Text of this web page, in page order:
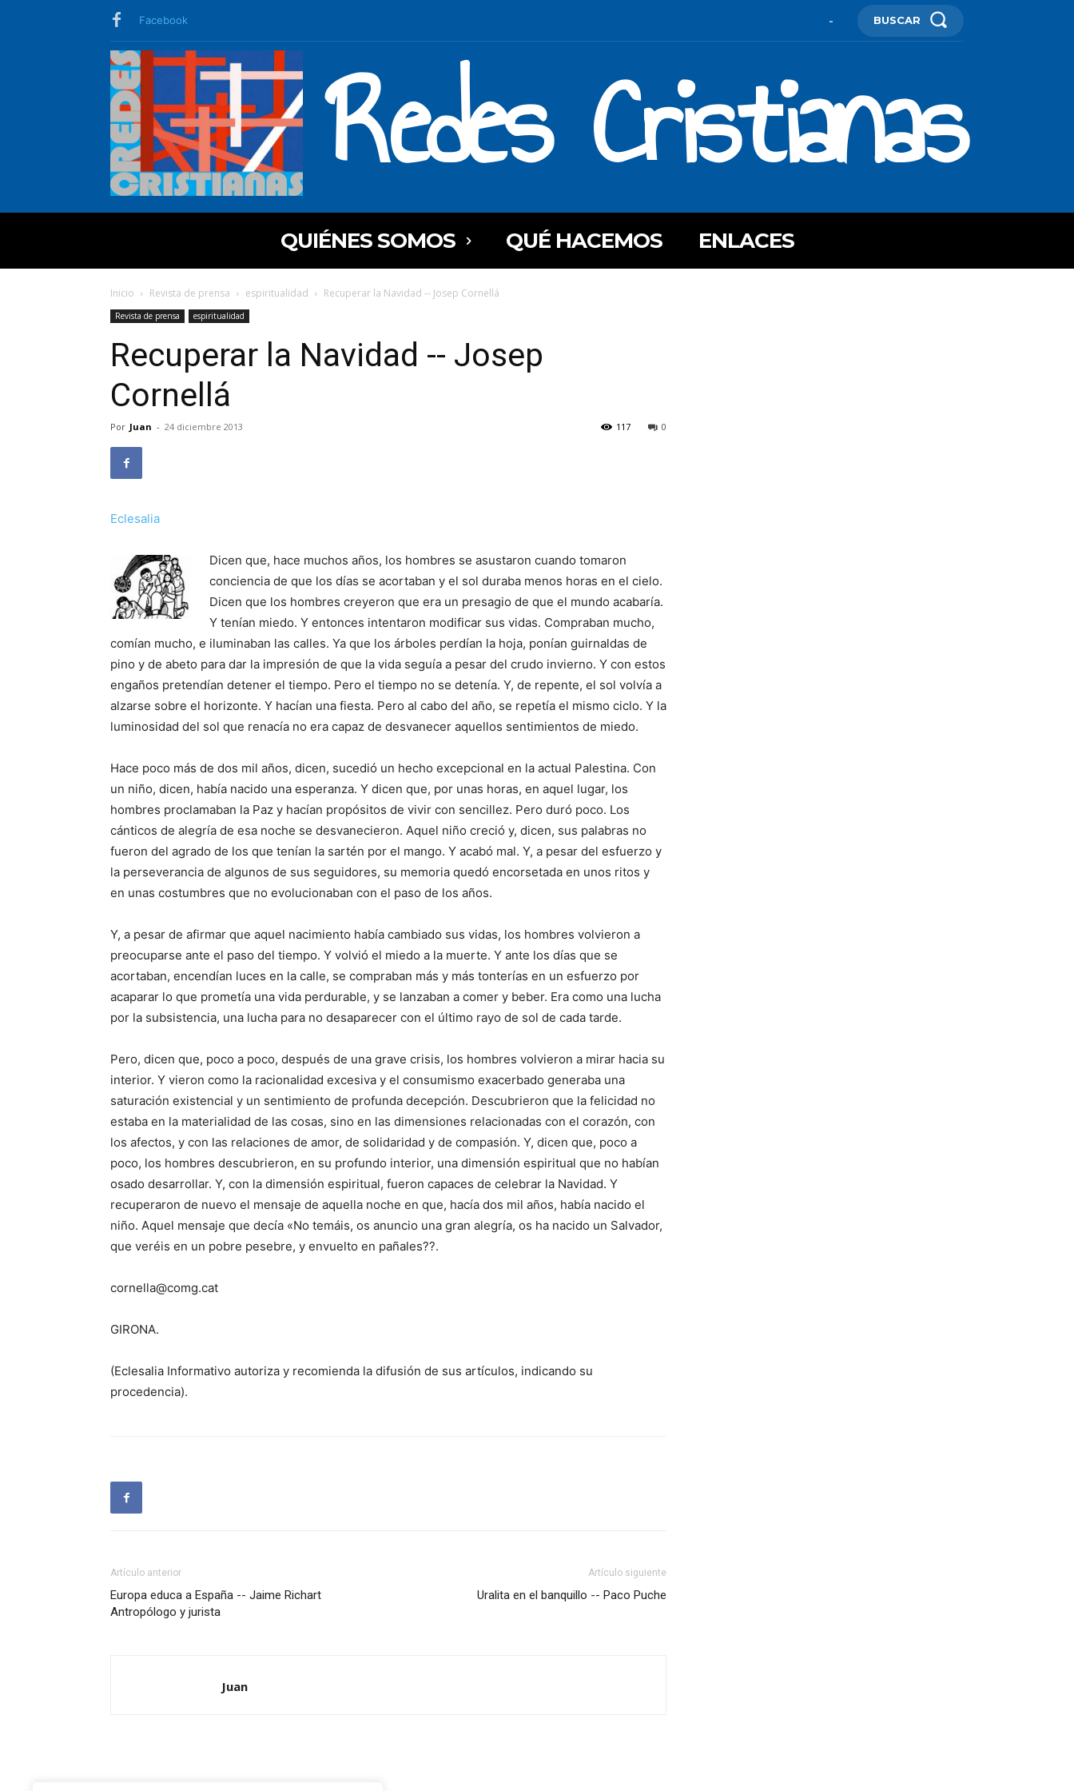
Facebook - BUSCAR
Redes Cristianas
QUIÉNES SOMOS QUÉ HACEMOS ENLACES
Inicio Revista de prensa espiritualidad Recuperar la Navidad -- Josep Cornellá
Revista de prensa espiritualidad
Recuperar la Navidad -- Josep
Cornellá
Por Juan - 24 diciembre 2013 0
117
Eclesalia
Dicen que, hace muchos años, los hombres se asustaron cuando tomaron
conciencia de que los días se acortaban y el sol duraba menos horas en el cielo.
Dicen que los hombres creyeron que era un presagio de que el mundo acabaría.
Y tenían miedo. Y entonces intentaron modificar sus vidas. Compraban mucho,
comían mucho, e iluminaban las calles. Ya que los árboles perdían la hoja, ponían guirnaldas de
pino y de abeto para dar la impresión de que la vida seguía a pesar del crudo invierno. Y con estos
engaños pretendían detener el tiempo. Pero el tiempo no se detenía. Y, de repente, el sol volvía a
alzarse sobre el horizonte. Y hacían una fiesta. Pero al cabo del año, se repetía el mismo ciclo. Y la
luminosidad del sol que renacía no era capaz de desvanecer aquellos sentimientos de miedo.
Hace poco más de dos mil años, dicen, sucedió un hecho excepcional en la actual Palestina. Con
un niño, dicen, había nacido una esperanza. Y dicen que, por unas horas, en aquel lugar, los
hombres proclamaban la Paz y hacían propósitos de vivir con sencillez. Pero duró poco. Los
cánticos de alegría de esa noche se desvanecieron. Aquel niño creció y, dicen, sus palabras no
fueron del agrado de los que tenían la sartén por el mango. Y acabó mal. Y, a pesar del esfuerzo y
la perseverancia de algunos de sus seguidores, su memoria quedó encorsetada en unos ritos y
en unas costumbres que no evolucionaban con el paso de los años.
Y, a pesar de afirmar que aquel nacimiento había cambiado sus vidas, los hombres volvieron a
preocuparse ante el paso del tiempo. Y volvió el miedo a la muerte. Y ante los días que se
acortaban, encendían luces en la calle, se compraban más y más tonterías en un esfuerzo por
acaparar lo que prometía una vida perdurable, y se lanzaban a comer y beber. Era como una lucha
por la subsistencia, una lucha para no desaparecer con el último rayo de sol de cada tarde.
Pero, dicen que, poco a poco, después de una grave crisis, los hombres volvieron a mirar hacia su
interior. Y vieron como la racionalidad excesiva y el consumismo exacerbado generaba una
saturación existencial y un sentimiento de profunda decepción. Descubrieron que la felicidad no
estaba en la materialidad de las cosas, sino en las dimensiones relacionadas con el corazón, con
los afectos, y con las relaciones de amor, de solidaridad y de compasión. Y, dicen que, poco a
poco, los hombres descubrieron, en su profundo interior, una dimensión espiritual que no habían
osado desarrollar. Y, con la dimensión espiritual, fueron capaces de celebrar la Navidad. Y
recuperaron de nuevo el mensaje de aquella noche en que, hacía dos mil años, había nacido el
niño. Aquel mensaje que decía «No temáis, os anuncio una gran alegría, os ha nacido un Salvador,
que veréis en un pobre pesebre, y envuelto en pañales??.
cornella@comg.cat
GIRONA.
(Eclesalia Informativo autoriza y recomienda la difusión de sus artículos, indicando su
procedencia).
Artículo anterior
Europa educa a España -- Jaime Richart
Antropólogo y jurista
Artículo siguiente
Uralita en el banquillo -- Paco Puche
Juan